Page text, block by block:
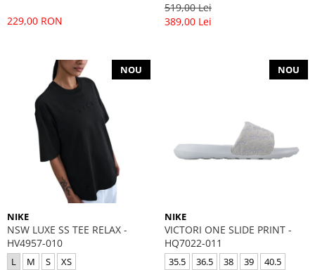
229,00 RON
519,00 Lei
389,00 Lei
NOU
NIKE
NSW LUXE SS TEE RELAX -
HV4957-010
L M S XS
NOU
NIKE
VICTORI ONE SLIDE PRINT -
HQ7022-011
35.5 36.5 38 39 40.5